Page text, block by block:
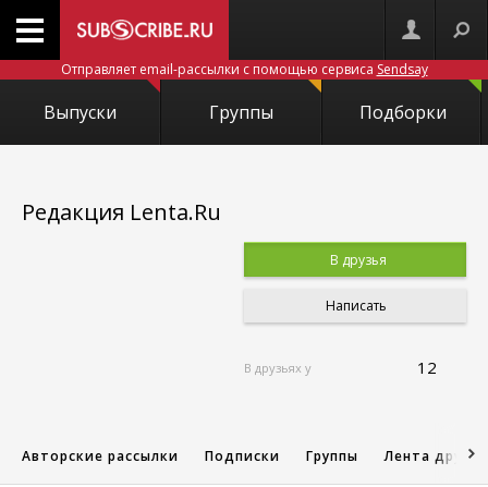
Отправляет email-рассылки с помощью сервиса Sendsay
Выпуски Группы Подборки
Редакция Lenta.Ru
В друзья
Написать
В друзьях у 12
Авторские рассылки Подписки Группы Лента друзей